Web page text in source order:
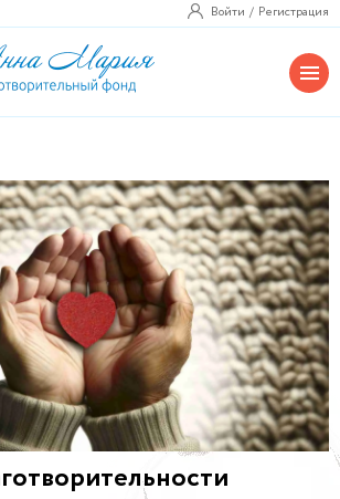
Войти Регистрация